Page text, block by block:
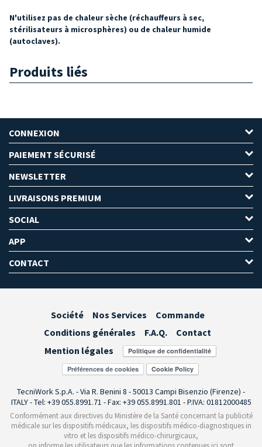
N'utilisez pas de chaleur sèche (réchauffeurs à sec,
stérilisateurs à microsphères) ou de chaleur humide
(autoclaves).
Produits liés
CONNEXION
PAIEMENT SÉCURISÉ
NEWSLETTER
LIVRAISONS PREMIUM
SOCIAL
APP
CONTACT
Société Nos Services
Commande
Conditions générales
F.A.Q.
Contact
Mention légales
Préférences de cookies
TecniWork S.p.A. - Via R. Benini 8 - 50013 Campi Bisenzio (Firenze) -
ITALY - Tel: +39 055.8991.71 - Fax: +39 055.8991.801 - P.IVA: 01812000485
Conformément aux directives du Ministère de la Santé concernant la publicité
médicale sur les dispositifs médicaux, les dispositifs médico-diagnostiques in
vitro et les dispositifs médico-chirurgicaux,